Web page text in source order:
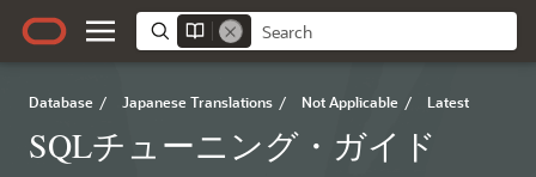
Database / Japanese Translations / Not Applicable / Latest
SQLチューニング・ガイド